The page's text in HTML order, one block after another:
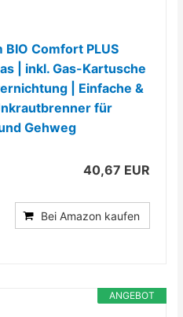
Comfort PLUS
| inkl. Gas-Kartusche
| Einfache &
für
Gehweg
40,67 EUR
Bei Amazon kaufen
ANGEBOT